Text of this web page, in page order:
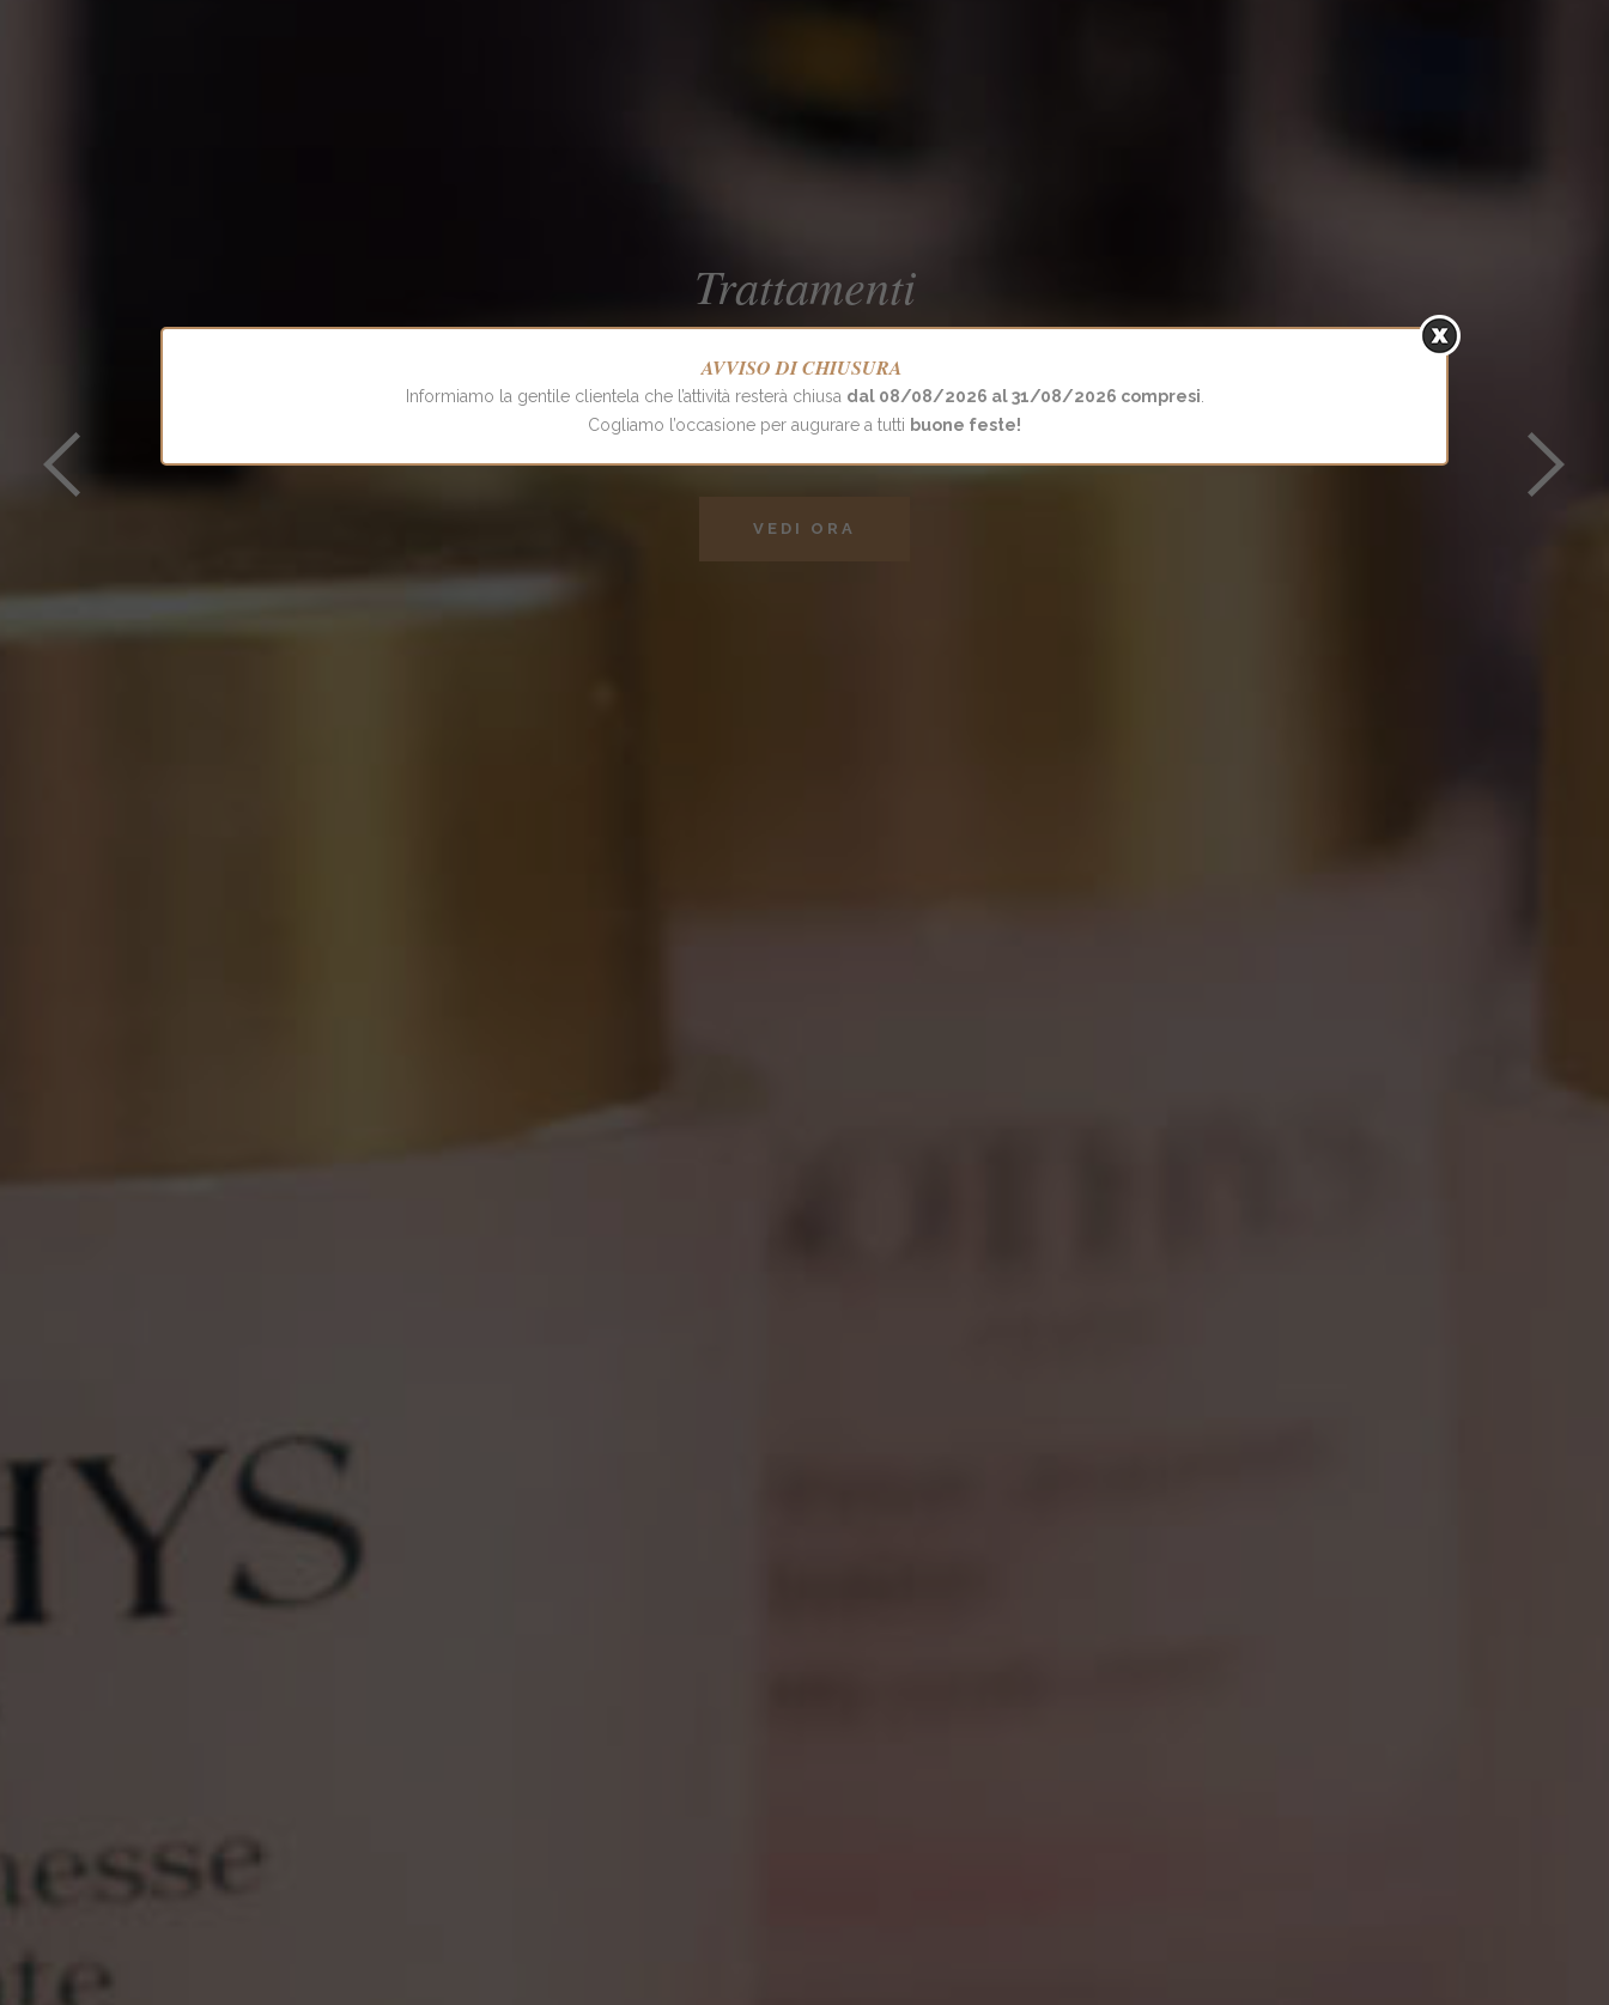
Trattamenti
ESTETICA DI BASE
VEDI ORA
AVVISO DI CHIUSURA
Informiamo la gentile clientela che l’attività resterà chiusa dal 08/08/2026 al 31/08/2026 compresi
Cogliamo l’occasione per augurare a tutti buone feste!